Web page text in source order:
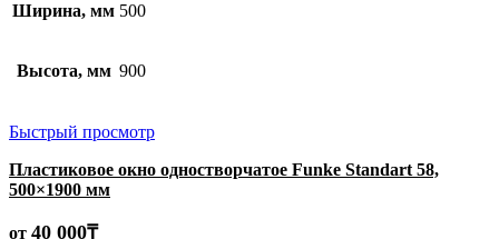
Ширина, мм 500
Высота, мм 900
Быстрый просмотр
Пластиковое окно одностворчатое Funke Standart 58,
500×1900 мм
от 40 000₸